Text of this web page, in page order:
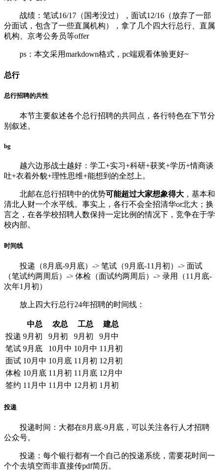
战绩：笔试16/17（国考没过），面试12/16（放弃了一部
分面试，包含了一些直属机构），拿了几个四大行总行、直属
机构、京考公务员等offer
ps：本文采用markdown格式，pc端观看体验更好~
总行
总行招聘的共性
本节主要叙述各个总行招聘的共同点，各行特色在下节分
别叙述。
bg
越六边形战士越好：学工+实习+科研+获奖+学历+情商谈
吐+衣着外貌+理性思维+能想到的全怼上。
北邮在总行招聘中的优势可能超过大家想象得大 ，基本和
清北人财一个水平线。事实上，各行不会全招清华or北大；换
言之，在各学校招聘人数保持一定比例的情况下，竞争在于学
校内部。
时间线
投递（8月底-9月底）-> 笔试（9月底-11月初）-> 面试
（笔试约两周后）-> 体检（面试约两周后）-> 录用（11月底-
次年1月初）
放上四大行总行24年招聘的时间线：
中总 农总 工总
建总
投递 9月初 9月初 9月初
9月中
笔试 9月底 10月中 10月中 11月初
面试 10月中 10月底 11月初 12月初
体检 10月底 11月初 11月底 12月中
签约 11月中 11月中 12月初 1月初
投递
投递时间：大都在8月底-9月底，可以关注各行人才招聘
公众号。
投递：每个银行都有一个自己的投递系统，需要花时间一
个个去填空而非直接传pdf简历。